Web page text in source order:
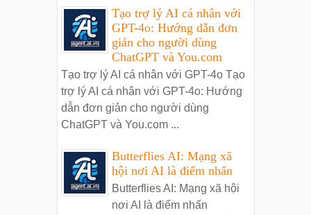
Tạo trợ lý AI cá nhân với
GPT-4o: Hướng dẫn đơn
giản cho người dùng
ChatGPT và You.com
Tạo trợ lý AI cá nhân với GPT-4o Tạo
trợ lý AI cá nhân với GPT-4o: Hướng
dẫn đơn giản cho người dùng
ChatGPT và You.com ...
Butterflies AI: Mạng xã
hội nơi AI là điểm nhấn
Butterflies AI: Mạng xã hội
nơi AI là điểm nhấn